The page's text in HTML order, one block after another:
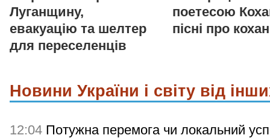
Луганщину,
евакуацію та шелтер
для переселенців
поетесою
пісні про
Новини України і світу від
12:04 Потужна перемога чи локальний